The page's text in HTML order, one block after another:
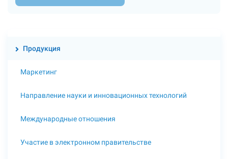
Продукция
Маркетинг
Направление науки и инновационных технологий
Международные отношения
Участие в электронном правительстве